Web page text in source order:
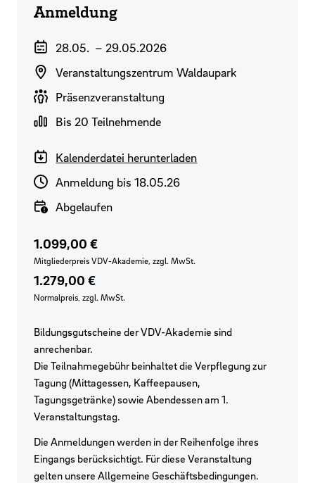
Anmeldung
Veranstaltungszeitraum
28.05. – 29.05.2026
Veranstaltungsort
Veranstaltungszentrum Waldaupark
Durchführungsart
Präsenzveranstaltung
Gruppengröße
Bis 20 Teilnehmende
Kalenderdatei herunterladen
Anmeldeschluss
Anmeldung bis 18.05.26
Verfügbarkeit
Abgelaufen
Preis für VDV-Mitglieder
1.099,00 €
Mitgliederpreis VDV-Akademie, zzgl. MwSt.
Regulärer Preis
1.279,00 €
Normalpreis, zzgl. MwSt.
Bildungsgutscheine der VDV-Akademie sind
anrechenbar.
Die Teilnahmegebühr beinhaltet die Verpflegung zur
Tagung (Mittagessen, Kaffeepausen,
Tagungsgetränke) sowie Abendessen am 1.
Veranstaltungstag.
Die Anmeldungen werden in der Reihenfolge ihres
Eingangs berücksichtigt. Für diese Veranstaltung
gelten unsere Allgemeine Geschäftsbedingungen.